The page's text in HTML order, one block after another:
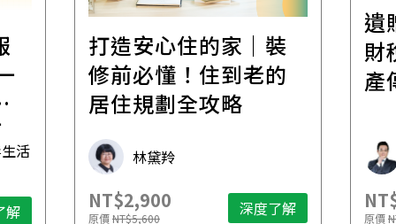
活
解
打造安心住的家｜裝
修前必懂！住到老的
居住規劃全攻略
林黛羚
NT$2,900
原價NT$5,600 深度了解
遺
財
產
原價